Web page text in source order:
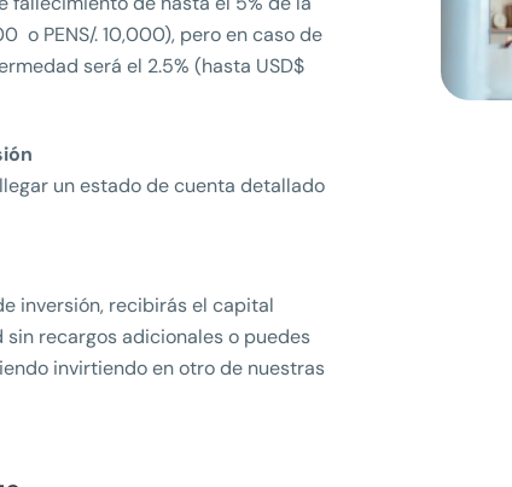
o PENS/. 10,000), pero en caso de
será el 2.5% (hasta USD$
un estado de cuenta detallado
inversión, recibirás el capital
recargos adicionales o puedes
invirtiendo en otro de nuestras